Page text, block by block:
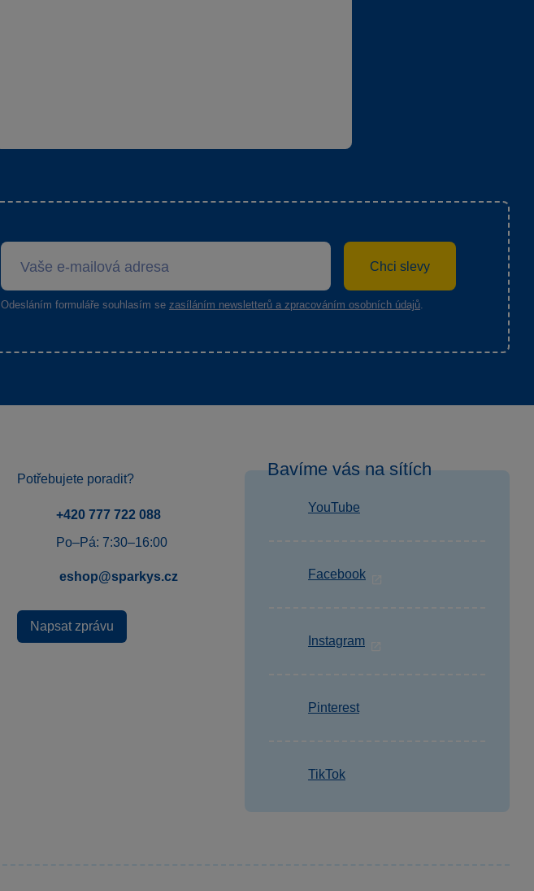
Chci slevy
Odesláním formuláře souhlasím se zasíláním newsletterů a zpracováním osobních údajů
Potřebujete poradit?
+420 777 722 088
Po–Pá: 7:30–16:00
eshop@sparkys.cz
Napsat zprávu
Bavíme vás na sítích
YouTube
Facebook
Instagram
Pinterest
TikTok